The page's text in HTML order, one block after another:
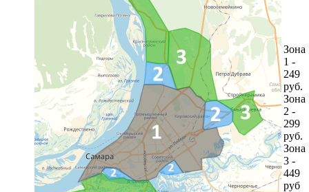
Зона
1 -
249
руб.
Зона
2 -
299
руб.
Зона
3 -
449
руб